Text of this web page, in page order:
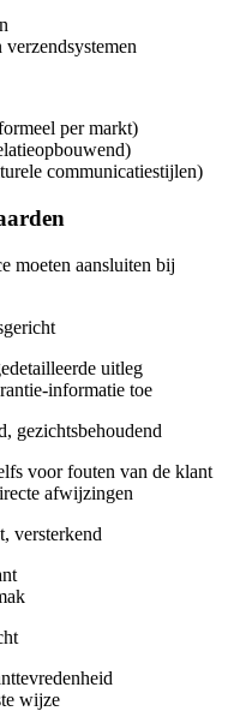
per markt)
communicatiestijlen)
moeten aansluiten bij
uitleg
informatie toe
gezichtsbehoudend
voor fouten van de klant
afwijzingen
versterkend
wijze